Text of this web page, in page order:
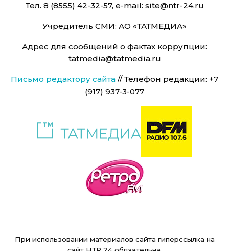
Тел. 8 (8555) 42-32-57, e-mail: site@ntr-24.ru
Учредитель СМИ: АО «ТАТМЕДИА»
Адрес для сообщений о фактах коррупции:
tatmedia@tatmedia.ru
Письмо редактору сайта // Телефон редакции: +7
(917) 937-3-077
При использовании материалов сайта гиперссылка на